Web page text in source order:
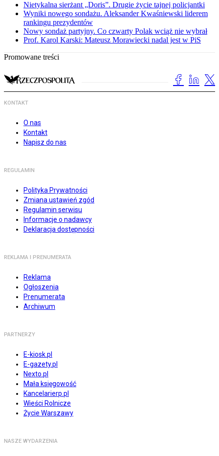
Nietykalna sierżant „Doris”. Drugie życie tajnej policjantki
Wyniki nowego sondażu. Aleksander Kwaśniewski liderem
rankingu prezydentów
Nowy sondaż partyjny. Co czwarty Polak wciąż nie wybrał
Prof. Karol Karski: Mateusz Morawiecki nadal jest w PiS
Promowane treści
KONTAKT
O nas
Kontakt
Napisz do nas
REGULAMIN
Polityka Prywatności
Zmiana ustawień zgód
Regulamin serwisu
Informacje o nadawcy
Deklaracja dostępności
REKLAMA I PRENUMERATA
Reklama
Ogłoszenia
Prenumerata
Archiwum
PARTNERZY
E-kiosk.pl
E-gazety.pl
Nexto.pl
Mała księgowość
Kancelarierp.pl
Wieści Rolnicze
Życie Warszawy
NASZE WYDARZENIA